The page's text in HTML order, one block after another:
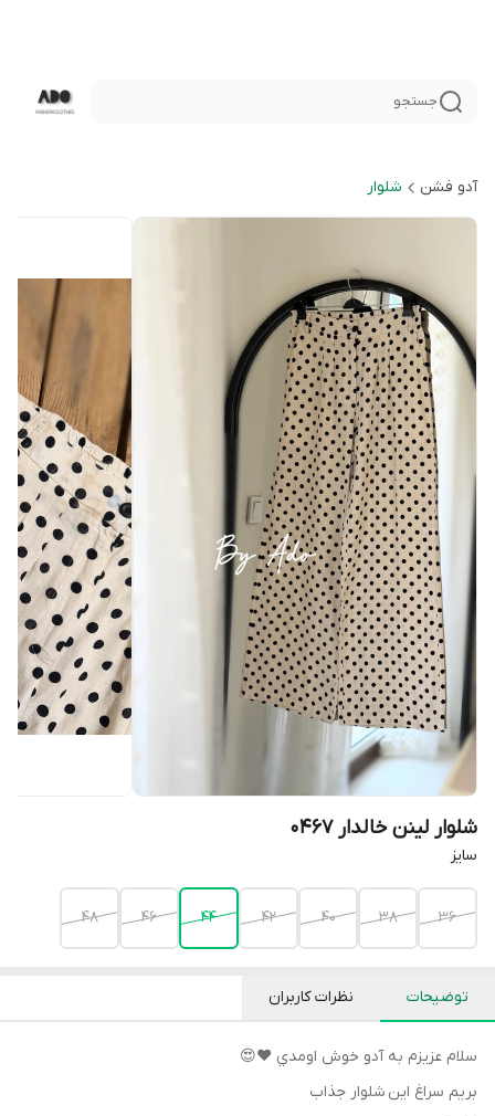
جستجو
آدو فشن شلوار
شلوار لینن خالدار 0467
سایز
۳۶ ۳۸ ۴۰ ۴۲ ۴۴ ۴۶ ۴۸
توضیحات نظرات کاربران
سلام عزيزم به آدو خوش اومدي ♥️😍
بريم سراغ اين شلوار جذاب